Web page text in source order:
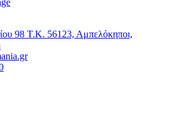
98 Τ.Κ. 56123, Αμπελόκηποι,